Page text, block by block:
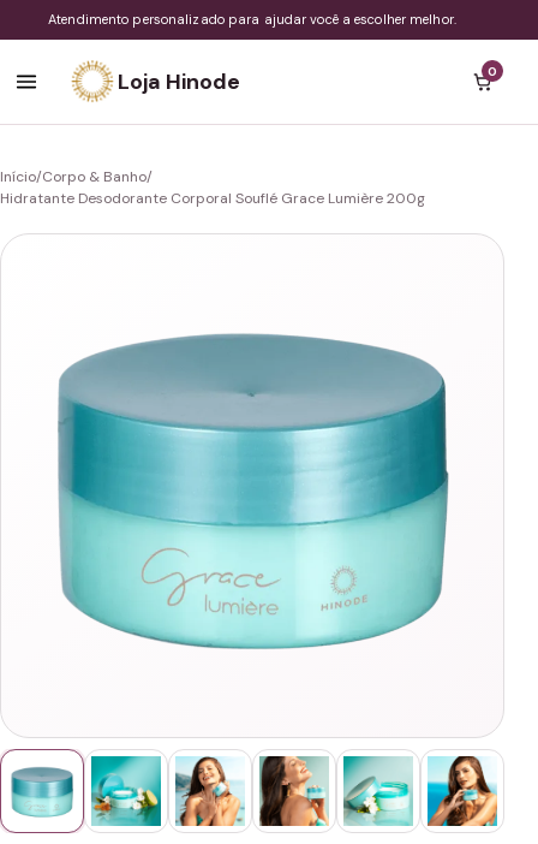
Atendimento personalizado para ajudar você a escolher melhor.
Loja Hinode 0
Início/Corpo & Banho/
Hidratante Desodorante Corporal Souflé Grace Lumière 200g